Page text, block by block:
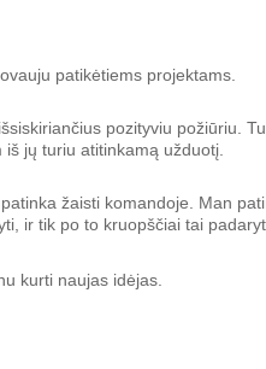
patikėtiems projektams.
pozityviu požiūriu.
jų turiu atitinkamą užduotį.
žaisti komandoje. Man
ir tik po to kruopščiai tai
kurti naujas idėjas.